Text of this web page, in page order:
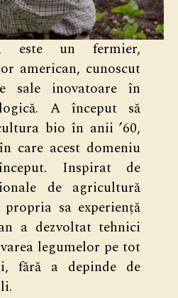
este un fermier,
american, cunoscut
sale inovatoare în
A început să
bio în anii ’60,
care acest domeniu
Inspirat de
de agricultură
sa experiență
a dezvoltat tehnici
legumelor pe tot
fără a depinde de